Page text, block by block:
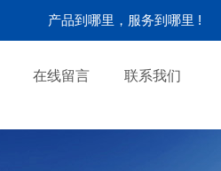
产品到哪里，服务到哪里 !
在线留言 联系我们